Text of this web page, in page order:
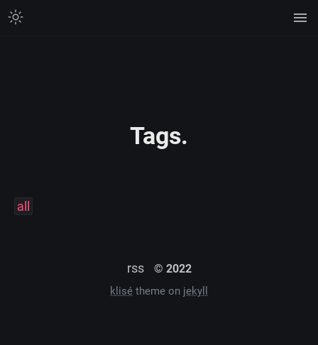
Tags.
all
rss © 2022
klisé theme on jekyll